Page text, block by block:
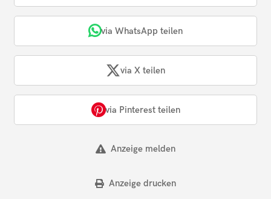
via WhatsApp teilen
via X teilen
via Pinterest teilen
Anzeige melden
Anzeige drucken